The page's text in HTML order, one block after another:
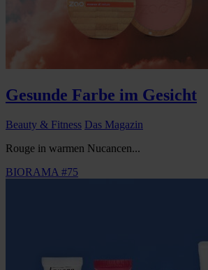
Gesunde Farbe im Gesicht
Beauty & Fitness Das Magazin
Rouge in warmen Nucancen...
BIORAMA #75